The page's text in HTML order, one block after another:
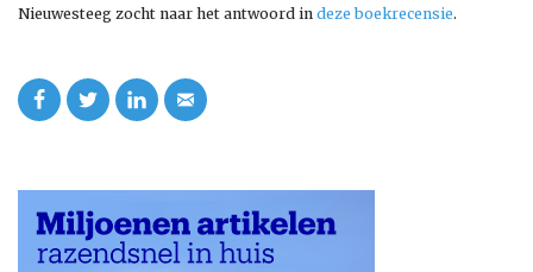
Nieuwesteeg zocht naar het antwoord in deze boekrecensie.